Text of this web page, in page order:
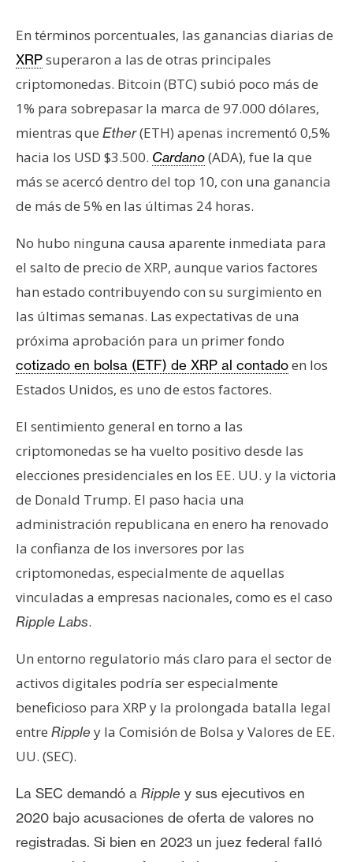
s
o
C
o
t
a
t
o
y
u
b
l
i
i
d
d
En términos porcentuales, las ganancias diarias de
XRPsuperaron a las de otras principales
criptomonedas. Bitcoin (BTC) subió poco más de
1% para sobrepasar la marca de 97.000 dólares,
mientras que Ether(ETH) apenas incrementó 0,5%
hacia los USD $3.500. Cardano(ADA), fue la que
más se acercó dentro del top 10, con una ganancia
de más de 5% en las últimas 24 horas.
No hubo ninguna causa aparente inmediata para
el salto de precio de XRP, aunque varios factores
han estado contribuyendo con su surgimiento en
las últimas semanas. Las expectativas de una
próxima aprobación para un primer fondo
cotizado en bolsa (ETF) de XRP al contadoen los
Estados Unidos, es uno de estos factores.
El sentimiento general en torno a las
criptomonedas se ha vuelto positivo desde las
elecciones presidenciales en los EE. UU. y la victoria
de Donald Trump. El paso hacia una
administración republicana en enero ha renovado
la confianza de los inversores por las
criptomonedas, especialmente de aquellas
vinculadas a empresas nacionales, como es el caso
Ripple Labs.
Un entorno regulatorio más claro para el sector de
activos digitales podría ser especialmente
beneficioso para XRP y la prolongada batalla legal
entre Ripple y la Comisión de Bolsa y Valores de EE.
UU. (SEC).
La SEC demandó a Ripple y sus ejecutivos en
2020 bajo acusaciones de oferta de valores no
registradas. Si bien en 2023 un juez federal falló